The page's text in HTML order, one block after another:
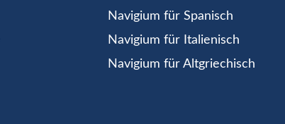
Navigium für Spanisch
Navigium für Italienisch
Navigium für Altgriechisch